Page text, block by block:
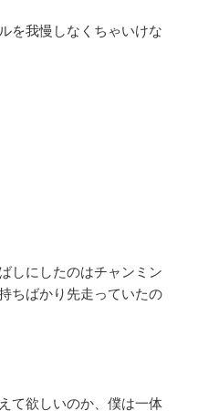
を我慢しなくちゃいけな
しにしたのはチャンミン
ちばかり先走っていたの
て欲しいのか、僕は一体